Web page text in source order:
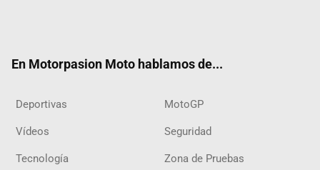
En Motorpasion Moto hablamos de...
Deportivas MotoGP
Vídeos Seguridad
Tecnología Zona de Pruebas